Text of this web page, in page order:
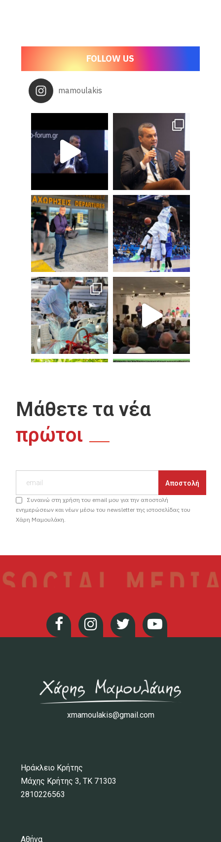
mamoulakis
FOLLOW US
Μάθετε τα νέα
πρώτοι
Συναινώ στη χρήση του email μου για την αποστολή
ενημερώσεων και νέων μέσω του newsletter της ιστοσελίδας του
Χάρη Μαμουλάκη.
xmamoulakis@gmail.com
Ηράκλειο Κρήτης
Μάχης Κρήτης 3, ΤΚ 71303
2810226563
Αθήνα